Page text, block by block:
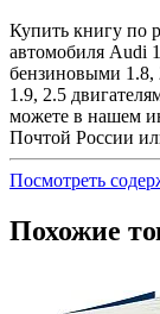
Купить книгу по
автомобиля Audi
бензиновыми 1.8,
1.9, 2.5
можете в нашем
Почтой России
Посмотреть
Похожие